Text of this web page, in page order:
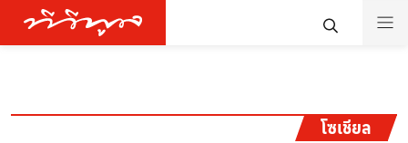
โซเชียล